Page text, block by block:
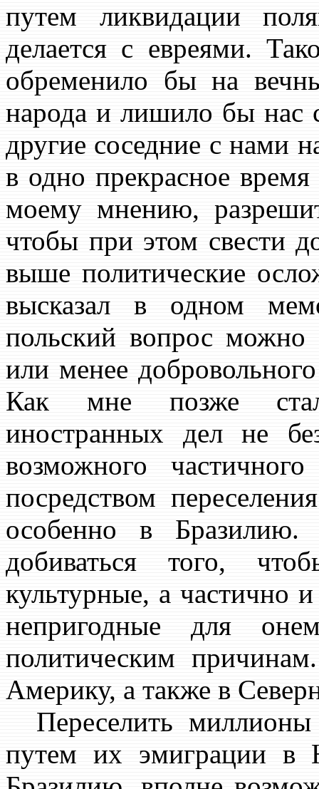
путем ликвидации
делается с евреями.
обременило бы на
народа и лишило бы нас
другие соседние с нами
в одно прекрасное
моему мнению,
чтобы при этом свести
выше политические
высказал в одном
польский вопрос можно
или менее
Как мне позже
иностранных дел не
возможного
посредством
особенно в
добиваться того,
культурные, а частично
непригодные для
политическим
Америку, а также в
Переселить миллионы
путем их эмиграции